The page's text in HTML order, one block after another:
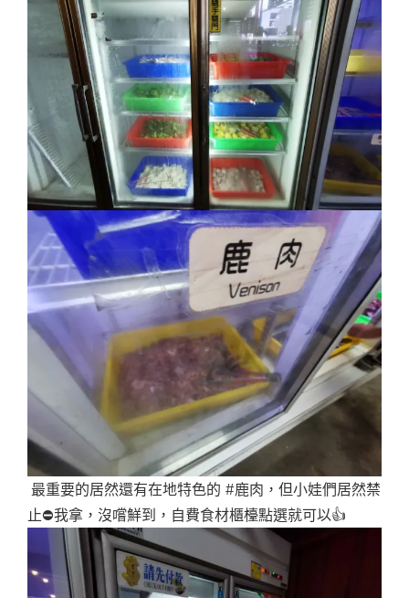
最重要的居然還有在地特色的 #鹿肉，但小娃們居然禁
止⛔我拿，沒嚐鮮到，自費食材櫃檯點選就可以👍